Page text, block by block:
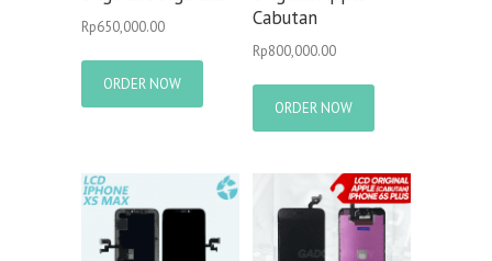
Rp650,000.00
ORDER NOW
Cabutan
Rp800,000.00
ORDER NOW